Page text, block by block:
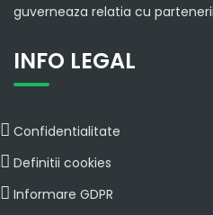
guverneaza relatia cu
INFO LEGAL
Confidentialitate
Definitii cookies
Informare GDPR